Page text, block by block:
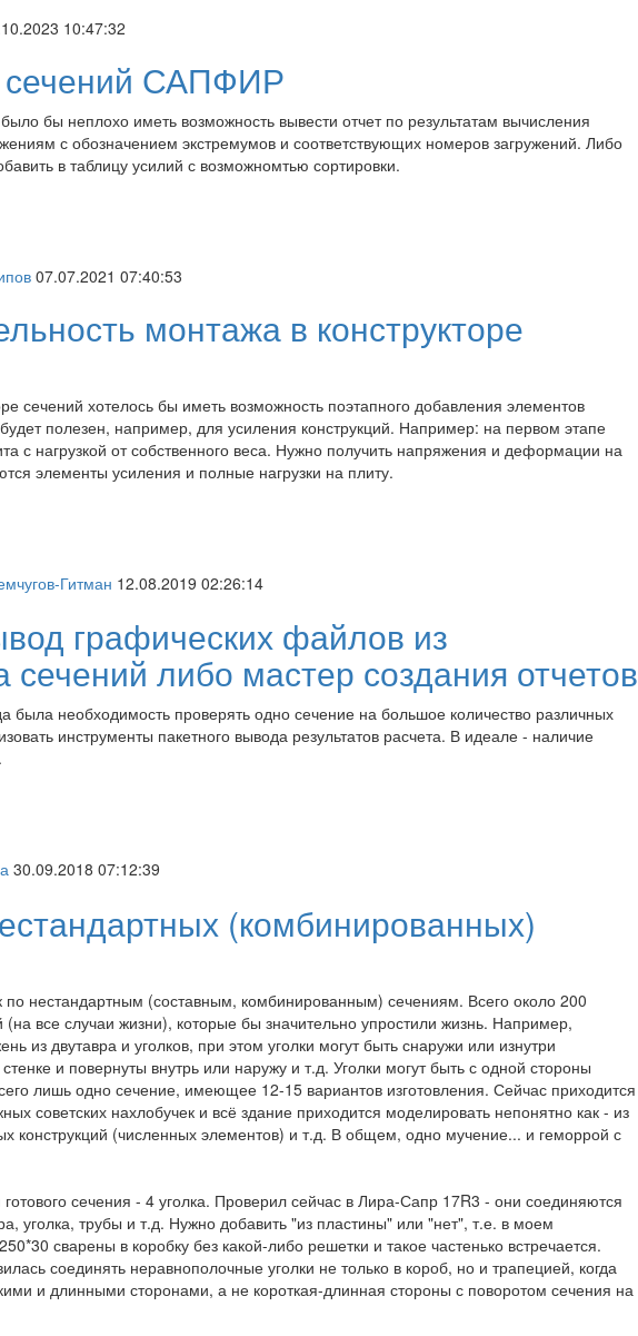
10:47:32
сечений САПФИР
бы неплохо иметь возможность вывести отчет по результатам вычисления
с обозначением экстремумов и соответствующих номеров загружений. Либо
в таблицу усилий с возможномтью сортировки.
07.07.2021 07:40:53
монтажа в конструкторе
сечений хотелось бы иметь возможность поэтапного добавления элементов
полезен, например, для усиления конструкций. Например: на первом этапе
с нагрузкой от собственного веса. Нужно получить напряжения и деформации на
элементы усиления и полные нагрузки на плиту.
Гитман 12.08.2019 02:26:14
графических файлов из
сечений либо мастер создания отчетов
была необходимость проверять одно сечение на большое количество различных
инструменты пакетного вывода результатов расчета. В идеале - наличие
30.09.2018 07:12:39
(комбинированных)
по нестандартным (составным, комбинированным) сечениям. Всего около 200
все случаи жизни), которые бы значительно упростили жизнь. Например,
из двутавра и уголков, при этом уголки могут быть снаружи или изнутри
и повернуты внутрь или наружу и т.д. Уголки могут быть с одной стороны
лишь одно сечение, имеющее 12-15 вариантов изготовления. Сейчас приходится
советских нахлобучек и всё здание приходится моделировать непонятно как - из
конструкций (численных элементов) и т.д. В общем, одно мучение... и геморрой с
сечения - 4 уголка. Проверил сейчас в Лира-Сапр 17R3 - они соединяются
уголка, трубы и т.д. Нужно добавить "из пластины" или "нет", т.е. в моем
сварены в коробку без какой-либо решетки и такое частенько встречается.
соединять неравнополочные уголки не только в короб, но и трапецией, когда
и длинными сторонами, а не короткая-длинная стороны с поворотом сечения на